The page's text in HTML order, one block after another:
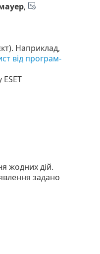
,
Наприклад,
від програм-
жодних дій.
задано